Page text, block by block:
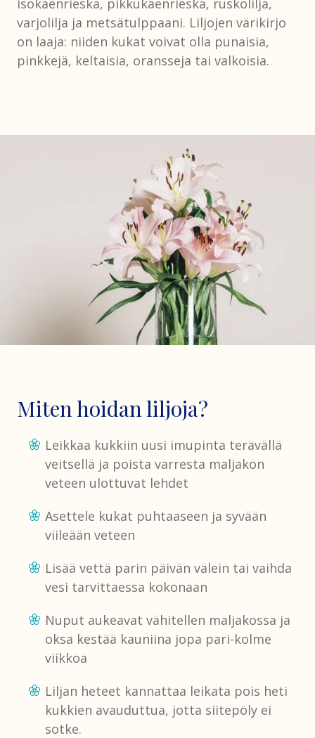
isokäenrieska, pikkukäenrieska, ruskolilja,
varjolilja ja metsätulppaani. Liljojen värikirjo
on laaja: niiden kukat voivat olla punaisia,
pinkkejä, keltaisia, oransseja tai valkoisia.
Miten hoidan liljoja?
Leikkaa kukkiin uusi imupinta terävällä
veitsellä ja poista varresta maljakon
veteen ulottuvat lehdet
Asettele kukat puhtaaseen ja syvään
viileään veteen
Lisää vettä parin päivän välein tai vaihda
vesi tarvittaessa kokonaan
Nuput aukeavat vähitellen maljakossa ja
oksa kestää kauniina jopa pari-kolme
viikkoa
Liljan heteet kannattaa leikata pois heti
kukkien avauduttua, jotta siitepöly ei
sotke.